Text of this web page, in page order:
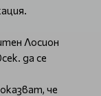
Лосион
да се
че